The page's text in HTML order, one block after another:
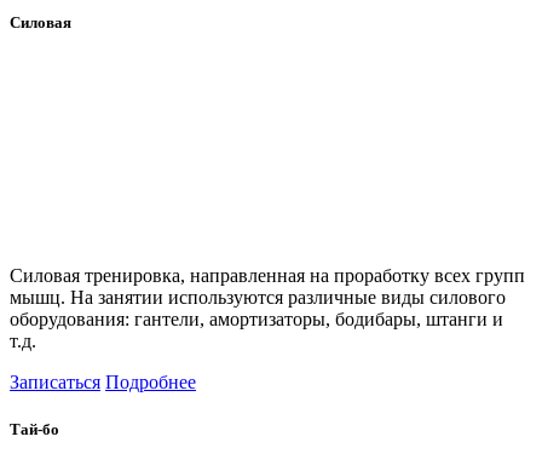
Силовая
Силовая тренировка, направленная на проработку всех групп
мышц. На занятии используются различные виды силового
оборудования: гантели, амортизаторы, бодибары, штанги и
т.д.
Записаться Подробнее
Тай-бо